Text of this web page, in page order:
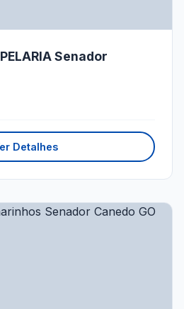
Senador
Detalhes